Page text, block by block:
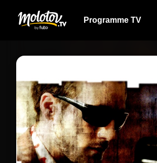
Programme TV